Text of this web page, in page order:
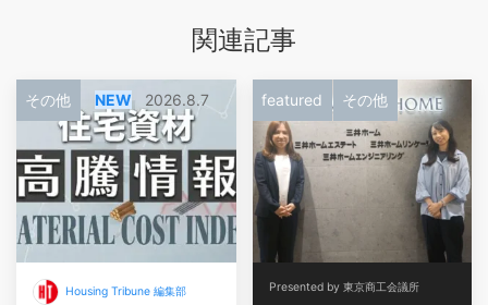
関連記事
その他 NEW 2026.8.7
Housing Tribune 編集部
featured その他
Presented by 東京商工会議所